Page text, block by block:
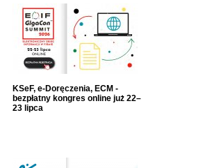
KSeF, e-Doręczenia, ECM -
bezpłatny kongres online już 22–
23 lipca